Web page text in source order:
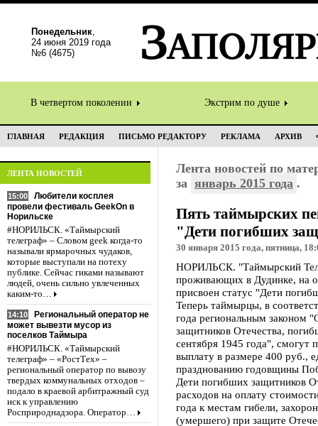
Понедельник,
24 июня 2019 года
№6 (4675)
В четвертом поколении Экстрим по душе
ГЛАВНАЯ РЕДАКЦИЯ ПИСЬМО РЕДАКТОРУ РЕКЛАМА АРХИВ
ЛЕНТА НОВОСТЕЙ
15:00
Любители косплея
провели фестиваль GeekOn в
Норильске
#НОРИЛЬСК. «Таймырский
телеграф» – Словом geek когда-то
называли ярмарочных чудаков,
которые выступали на потеху
публике. Сейчас гиками называют
людей, очень сильно увлеченных
каким-то…
14:10
Региональный оператор не
может вывезти мусор из
поселков Таймыра
#НОРИЛЬСК. «Таймырский
телеграф» – «РостТех» –
региональный оператор по вывозу
твердых коммунальных отходов –
подало в краевой арбитражный суд
иск к управлению
Росприроднадзора. Оператор…
Лента новостей по
за январь 2015 года .
Пять таймырских
"Дети погибших
30 января 2015 года, пятница,
НОРИЛЬСК. "Таймырский
проживающих в Дудинке, на
присвоен статус "Дети
Теперь таймырцы, в
года региональным законом
защитников Отечества,
сентября 1945 года", смогут
выплату в размере 400 руб.,
празднованию годовщины
Дети погибших защитников
расходов на оплату
года к местам гибели,
(умершего) при защите